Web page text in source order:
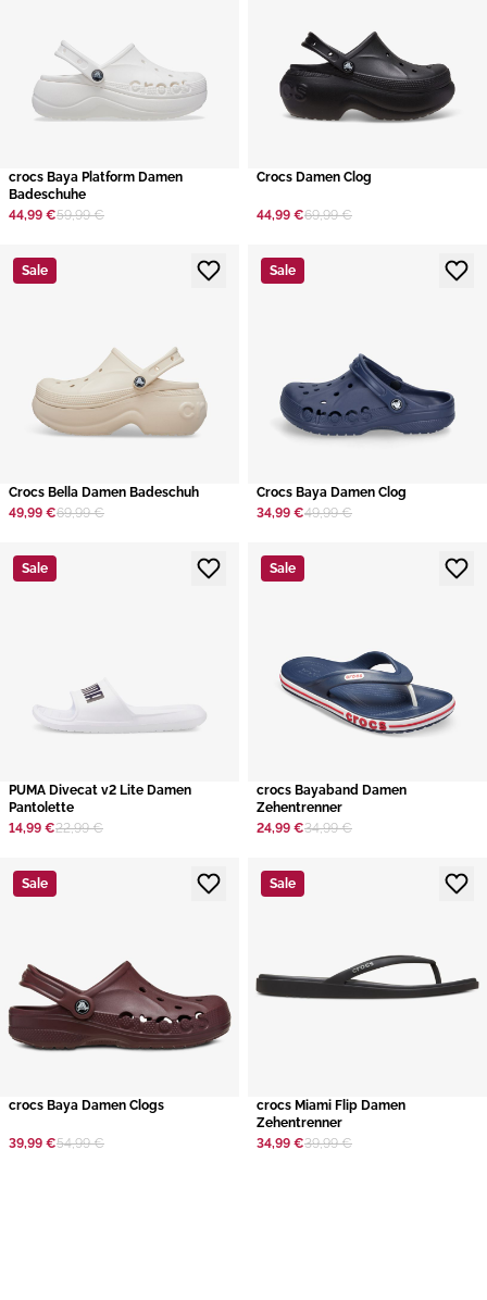
crocs Baya Platform Damen
Badeschuhe
44,99 €59,99 €
​Crocs Damen Clog
44,99 €69,99 €
Sale
​Crocs Bella Damen Badeschuh
49,99 €69,99 €
Sale
​Crocs Baya Damen Clog
34,99 €49,99 €
Sale
​PUMA Divecat v2 Lite Damen
Pantolette
14,99 €22,99 €
Sale
crocs Bayaband Damen
Zehentrenner
24,99 €34,99 €
Sale
crocs Baya Damen Clogs
39,99 €54,99 €
Sale
crocs Miami Flip Damen
Zehentrenner
34,99 €39,99 €